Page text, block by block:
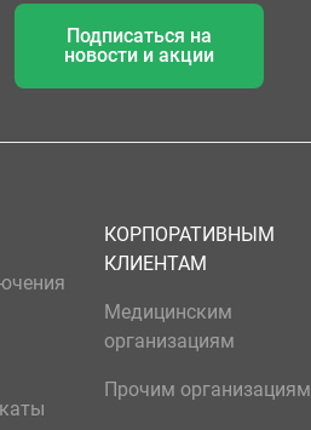
Подписаться на
новости и акции
КОРПОРАТИВНЫМ
КЛИЕНТАМ
Медицинским
организациям
Прочим организациям